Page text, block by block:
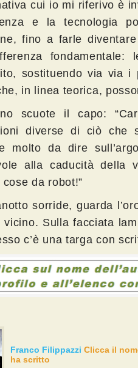
cui io mi riferivo è
e la tecnologia
fino a farle
fondamentale:
sostituendo via via
in linea teorica,
scuote il capo:
diverse di ciò
molto da dire
alla caducità della
da robot!”
sorride, guarda
vicino. Sulla facciata
c’è una targa con
Franco Filippazzi Clicca il
ha scritto